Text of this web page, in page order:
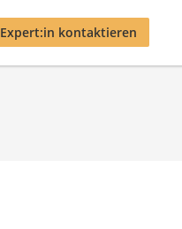
Expert:in kontaktieren